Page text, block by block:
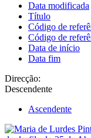
Data modificada
Título
Código de
Código de
Data de início
Data fim
Direcção:
Descendente
Ascendente